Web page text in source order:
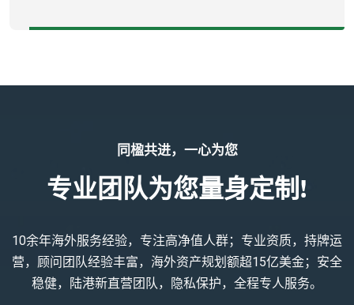
同楹共进，一心为您
专业团队为您量身定制!
10余年海外服务经验，专注高净值人群；专业资质，持牌运
营，顾问团队经验丰富，海外资产规划额超15亿美金；安全
稳健，陆港新直营团队，隐私保护，全程专人服务。